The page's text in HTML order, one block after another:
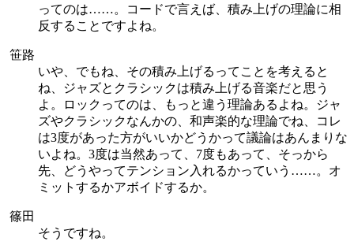
ってのは……。コードで言えば、積み上げの理論に相
反することですよね。
笹路
いや、でもね、その積み上げるってことを考えると
ね、ジャズとクラシックは積み上げる音楽だと思う
よ。ロックってのは、もっと違う理論あるよね。ジャ
ズやクラシックなんかの、和声楽的な理論でね、コレ
は3度があった方がいいかどうかって議論はあんまりな
いよね。3度は当然あって、7度もあって、そっから
先、どうやってテンション入れるかっていう……。オ
ミットするかアボイドするか。
篠田
そうですね。